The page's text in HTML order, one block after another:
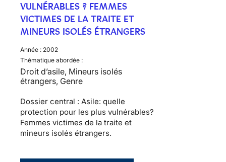
VULNÉRABLES ? FEMMES
VICTIMES DE LA TRAITE ET
MINEURS ISOLÉS ÉTRANGERS
Année : 2002
Thématique abordée :
Droit d’asile, Mineurs isolés
étrangers, Genre
Dossier central : Asile: quelle
protection pour les plus vulnérables?
Femmes victimes de la traite et
mineurs isolés étrangers.